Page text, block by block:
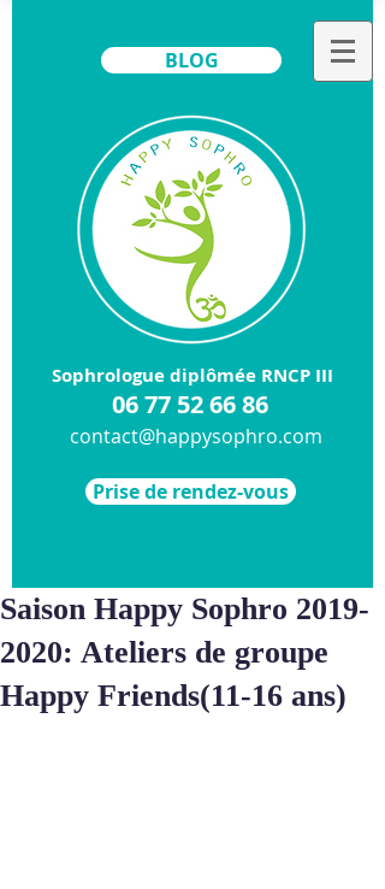
BLOG
Sophrologue diplômée RNCP III
​0677 52 66 86
contact@happysophro.com
Prise de rendez-vous
Saison Happy Sophro 2019-
2020: Ateliers de groupe
Happy Friends(11-16 ans)